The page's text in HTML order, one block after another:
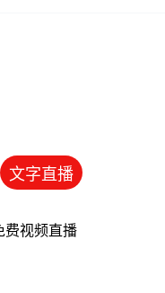
文字直播
费视频直播